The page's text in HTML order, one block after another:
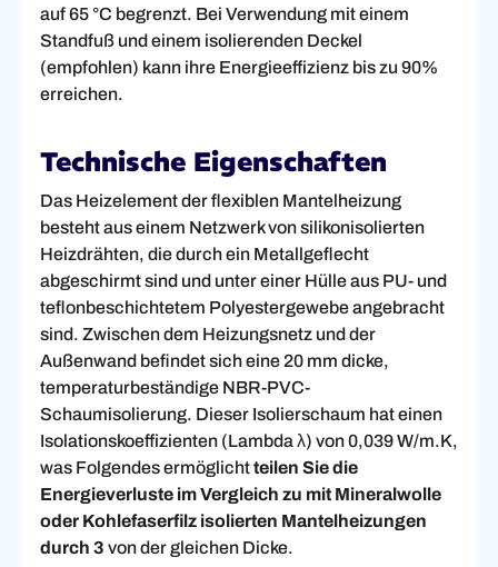
auf 65 °C begrenzt. Bei Verwendung mit einem
Standfuß und einem isolierenden Deckel
(empfohlen) kann ihre Energieeffizienz bis zu 90%
erreichen.
Technische Eigenschaften
Das Heizelement der flexiblen Mantelheizung
besteht aus einem Netzwerk von silikonisolierten
Heizdrähten, die durch ein Metallgeflecht
abgeschirmt sind und unter einer Hülle aus PU- und
teflonbeschichtetem Polyestergewebe angebracht
sind. Zwischen dem Heizungsnetz und der
Außenwand befindet sich eine 20 mm dicke,
temperaturbeständige NBR-PVC-
Schaumisolierung. Dieser Isolierschaum hat einen
Isolationskoeffizienten (Lambda λ) von 0,039 W/m.K,
was Folgendes ermöglichtteilen Sie die
Energieverluste im Vergleich zu mit Mineralwolle
oder Kohlefaserfilz isolierten Mantelheizungen
durch 3 von der gleichen Dicke.